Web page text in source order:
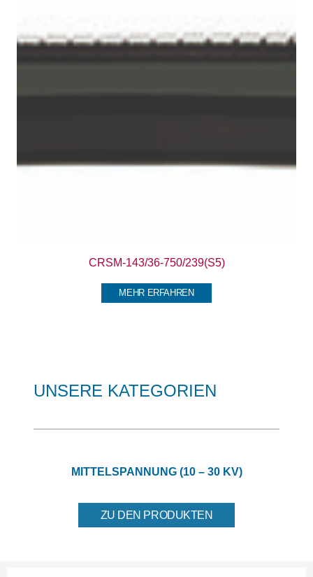
CRSM-143/36-750/239(S5)
MEHR ERFAHREN
UNSERE KATEGORIEN
MITTELSPANNUNG (10 – 30 KV)
ZU DEN PRODUKTEN